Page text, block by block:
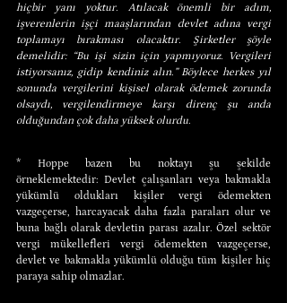
hiçbir yanı yoktur. Atılacak önemli bir adım,
işverenlerin işçi maaşlarından devlet adına vergi
toplamayı bırakması olacaktır. Şirketler şöyle
demelidir: “Bu işi sizin için yapmıyoruz. Vergileri
istiyorsanız, gidip kendiniz alın.” Böylece herkes yıl
sonunda vergilerini kişisel olarak ödemek zorunda
olsaydı, vergilendirmeye karşı direnç şu anda
olduğundan çok daha yüksek olurdu.
* Hoppe bazen bu noktayı şu şekilde
örneklemektedir: Devlet çalışanları veya bakmakla
yükümlü oldukları kişiler vergi ödemekten
vazgeçerse, harcayacak daha fazla paraları olur ve
buna bağlı olarak devletin parası azalır. Özel sektör
vergi mükellefleri vergi ödemekten vazgeçerse,
devlet ve bakmakla yükümlü olduğu tüm kişiler hiç
paraya sahip olmazlar.